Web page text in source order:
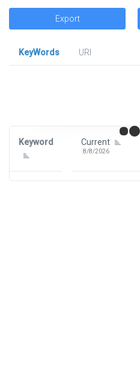
Export
KeyWords
URl
Keyword Current
8/8/2026